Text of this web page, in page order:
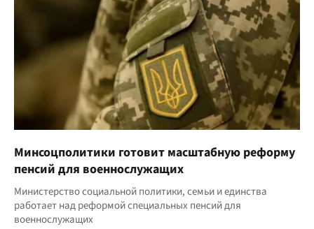
Минсоцполитики готовит масштабную реформу
пенсий для военнослужащих
Министерство социальной политики, семьи и единства
работает над реформой специальных пенсий для
военнослужащих